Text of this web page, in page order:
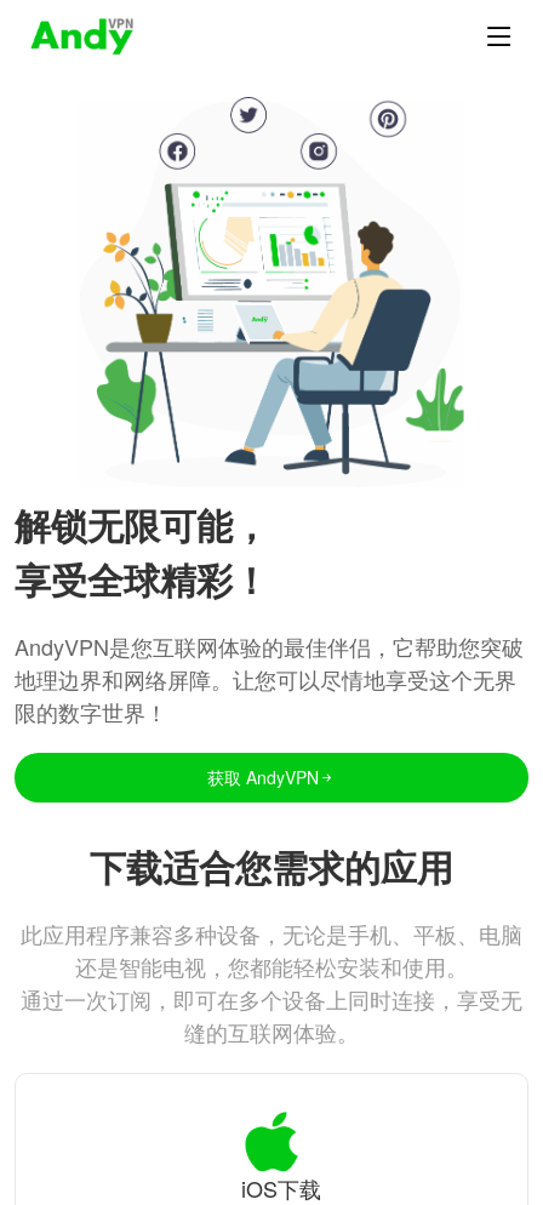
解锁无限可能，
享受全球精彩！
AndyVPN是您互联网体验的最佳伴侣，它帮助您突破
地理边界和网络屏障。让您可以尽情地享受这个无界
限的数字世界！
获取 AndyVPN
下载适合您需求的应用
此应用程序兼容多种设备，无论是手机、平板、电脑
还是智能电视，您都能轻松安装和使用。
通过一次订阅，即可在多个设备上同时连接，享受无
缝的互联网体验。
iOS下载